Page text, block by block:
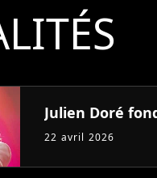
Julien Doré
22 avril 2026